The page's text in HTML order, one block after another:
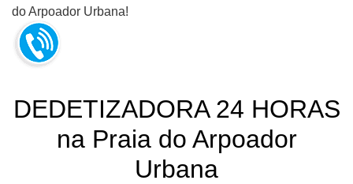
do Arpoador Urbana!
DEDETIZADORA 24 HORAS
na Praia do Arpoador
Urbana